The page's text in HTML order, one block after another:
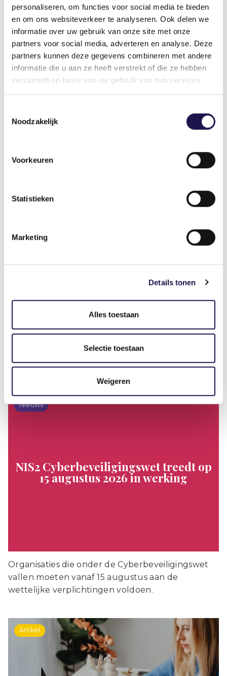
personaliseren, om functies voor social media te bieden
en om ons websiteverkeer te analyseren. Ook delen we
informatie over uw gebruik van onze site met onze
partners voor social media, adverteren en analyse. Deze
partners kunnen deze gegevens combineren met andere
informatie die u aan ze heeft verstrekt of die ze hebben
verzameld op basis van uw gebruik van hun services.
Noodzakelijk
Voorkeuren
Statistieken
Marketing
Details tonen
Alles toestaan
Selectie toestaan
Weigeren
duurzaamheidsvereisten worden opgelegd.
Ondernemingen die niet rapportageplichtig zijn
kunnen de CSRD ook kunnen gebruiken om
proactief te laten zien waar zij qua duurzaamheid
te rapporteren. Hiermee kunnen ze bijvoorbeeld
laten zien wat zij op duurzaamheidsvlak doen en
welke informatie zij beschikbaar hebben. Voor
ontwikkeld.
Gerelateerde artikelen
Nieuws
NIS2 Cyberbeveiligingswet treedt op
15 augustus 2026 in werking
Organisaties die onder de Cyberbeveiligingswet
vallen moeten vanaf 15 augustus aan de
wettelijke verplichtingen voldoen.
Artikel